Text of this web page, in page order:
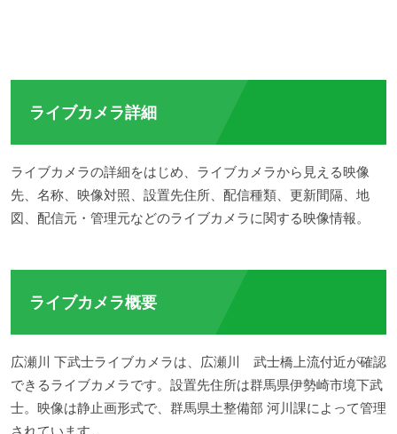
ライブカメラ詳細
ライブカメラの詳細をはじめ、ライブカメラから見える映像
先、名称、映像対照、設置先住所、配信種類、更新間隔、地
図、配信元・管理元などのライブカメラに関する映像情報。
ライブカメラ概要
広瀬川 下武士ライブカメラは、広瀬川 武士橋上流付近が確認
できるライブカメラです。設置先住所は群馬県伊勢崎市境下武
士。映像は静止画形式で、群馬県土整備部 河川課によって管理